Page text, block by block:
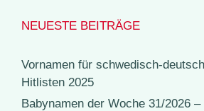
NEUESTE BEITRÄGE
Vornamen für schwedisch-
Hitlisten 2025
Babynamen der Woche 31/2026